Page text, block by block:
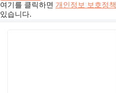
여기를 클릭하면 개인정보 보호정책
있습니다.